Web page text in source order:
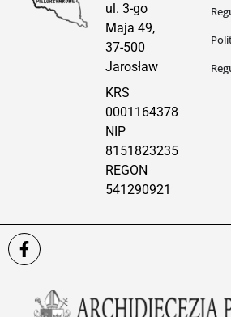
ul. 3-go
Maja 49,
37-500
Jarosław
KRS
0001164378
NIP
8151823235
REGON
541290921